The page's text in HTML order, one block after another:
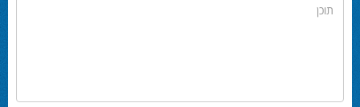
תוכן